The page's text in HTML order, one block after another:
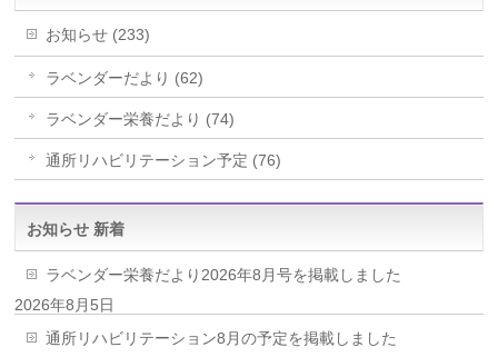
お知らせ (233)
ラベンダーだより (62)
ラベンダー栄養だより (74)
通所リハビリテーション予定 (76)
お知らせ 新着
ラベンダー栄養だより2026年8月号を掲載しました
2026年8月5日
通所リハビリテーション8月の予定を掲載しました